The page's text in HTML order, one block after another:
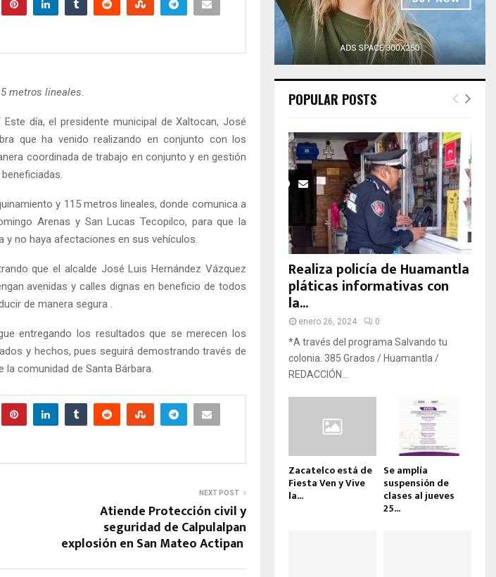
metros lineales.
día, el presidente municipal de Xaltocan, José
que ha venido realizando en conjunto con los
coordinada de trabajo en conjunto y en gestión
y 115 metros lineales, donde comunica a
Arenas y San Lucas Tecopilco, para que la
no haya afectaciones en sus vehículos.
que el alcalde José Luis Hernández Vázquez
avenidas y calles dignas en beneficio de todos
de manera segura .
entregando los resultados que se merecen los
y hechos, pues seguirá demostrando través de
comunidad de Santa Bárbara.
NEXT POST
Atiende Protección civil y
seguridad de Calpulalpan
explosión en San Mateo Actipan
POPULAR POSTS
Realiza policía de Huamantla
pláticas informativas con
la...
enero 26, 2024 0
*A través del programa Salvando tu
colonia. 385 Grados / Huamantla /
REDACCIÓN...
Zacatelco está de
Fiesta Ven y Vive
la...
Se amplía
suspensión de
clases al jueves
25...